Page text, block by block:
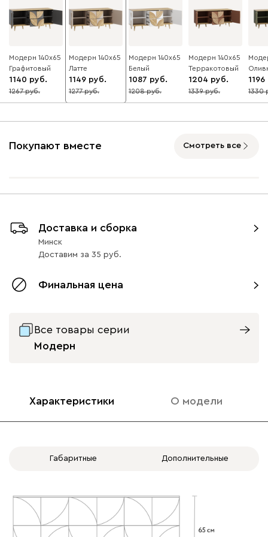
Модерн 140x65
Графитовый
1140
10
1267
Модерн 140x65
Латте
1149
10
1277
Модерн 140x65
Белый
1087
10
1208
Модерн 140x65
Терракотовый
1204
10
1339
1196
10
1330
Покупают вместе Смотреть все
Доставка и сборка
Минск
Доставим за 35
Финальная цена
Все товары серии
Модерн
Характеристики О модели
Габаритные Дополнительные